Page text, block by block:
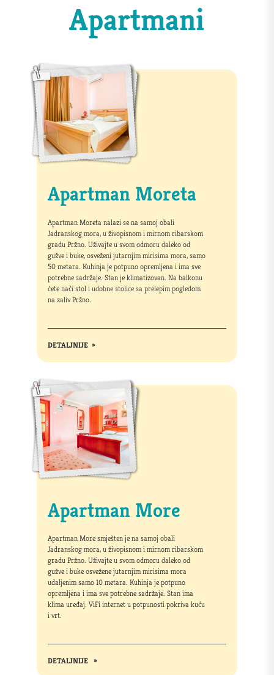
Apartmani
Apartman Moreta
Apartman Moreta nalazi se na samoj obali
Jadranskog mora, u živopisnom i mirnom ribarskom
gradu Pržno. Uživajte u svom odmoru daleko od
gužve i buke, osveženi jutarnjim mirisima mora, samo
50 metara. Kuhinja je potpuno opremljena i ima sve
potrebne sadržaje. Stan je klimatizovan. Na balkonu
ćete naći stol i udobne stolice sa prelepim pogledom
na zaliv Pržno.
DETALJNIJE »
Apartman More
Apartman More smješten je na samoj obali
Jadranskog mora, u živopisnom i mirnom ribarskom
gradu Pržno. Uživajte u svom odmoru daleko od
gužve i buke osvežene jutarnjim mirisima mora
udaljenim samo 10 metara. Kuhinja je potpuno
opremljena i ima sve potrebne sadržaje. Stan ima
klima uređaj. ViFi internet u potpunosti pokriva kuću
i vrt.
DETALJNIJE »